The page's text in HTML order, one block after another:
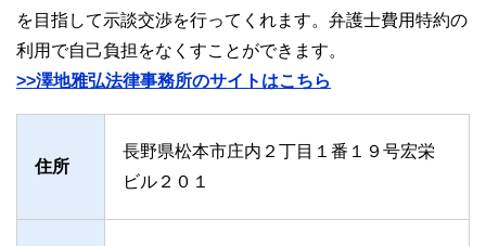
を目指して示談交渉を行ってくれます。弁護士費用特約の
利用で自己負担をなくすことができます。
>>澤地雅弘法律事務所のサイトはこちら
住所
長野県松本市庄内２丁目１番１９号宏栄
ビル２０１